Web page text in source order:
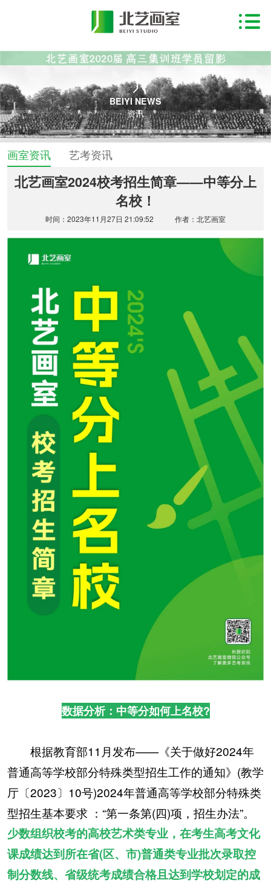
BEIYI NEWS
资讯
画室资讯 艺考资讯
北艺画室2024校考招生简章——中等分上
名校！
时间：2023年11月27日 21:09:52 作者：北艺画室
数据分析：中等分如何上名校?
根据教育部11月发布——《关于做好2024年
普通高等学校部分特殊类型招生工作的通知》(教学
厅〔2023〕10号)2024年普通高等学校部分特殊类
型招生基本要求 ：“第一条第(四)项，招生办法”。
少数组织校考的高校艺术类专业，在考生高考文化
课成绩达到所在省(区、市)普通类专业批次录取控
制分数线、省级统考成绩合格且达到学校划定的成